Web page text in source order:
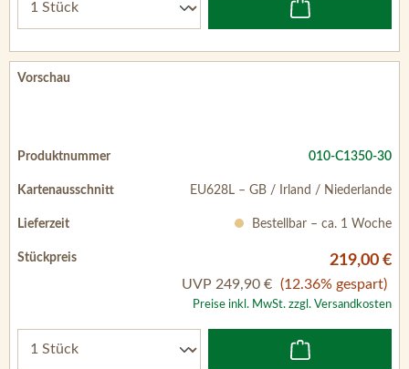
010-C1350-30
EU628L – GB / Irland / Niederlande
Bestellbar – ca. 1 Woche
219,00 €
UVP 249,90 € (12.36% gespart)
Preise inkl. MwSt. zzgl. Versandkosten